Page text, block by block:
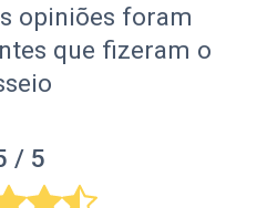
opiniões foram
que fizeram o
/ 5